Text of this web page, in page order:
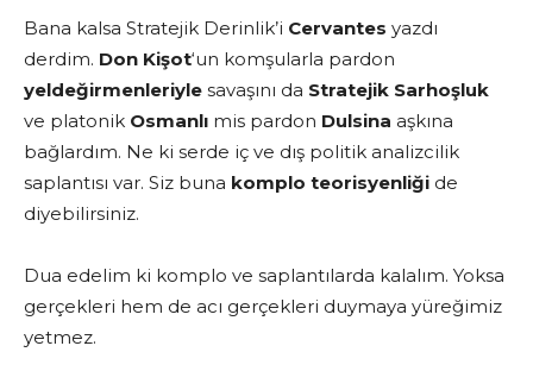
Bana kalsa Stratejik Derinlik’i Cervantes yazdı
derdim. Don Kişot‘un komşularla pardon
yeldeğirmenleriyle savaşını da Stratejik Sarhoşluk
ve platonik Osmanlı mis pardon Dulsina aşkına
bağlardım. Ne ki serde iç ve dış politik analizcilik
saplantısı var. Siz buna komplo teorisyenliği de
diyebilirsiniz.
Dua edelim ki komplo ve saplantılarda kalalım. Yoksa
gerçekleri hem de acı gerçekleri duymaya yüreğimiz
yetmez.